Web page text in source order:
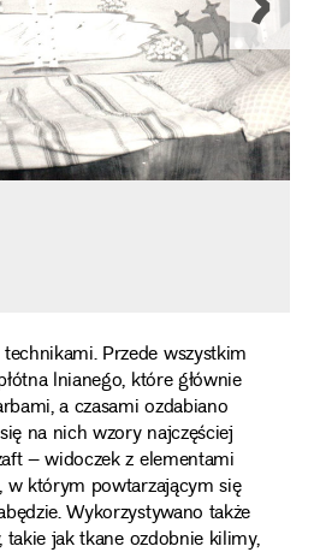
Przede wszystkim
lnianego, które głównie
a czasami ozdabiano
na nich wzory najczęściej
– widoczek z elementami
którym powtarzającym się
Wykorzystywano także
takie jak tkane ozdobnie kilimy,